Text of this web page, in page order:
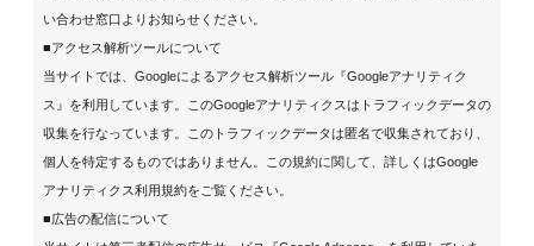
い合わせ窓口よりお知らせください。
■アクセス解析ツールについて
当サイトでは、Googleによるアクセス解析ツール『Googleアナリティク
ス』を利用しています。このGoogleアナリティクスはトラフィックデータの
収集を行なっています。このトラフィックデータは匿名で収集されており、
個人を特定するものではありません。この規約に関して、詳しくはGoogle
アナリティクス利用規約をご覧ください。
■広告の配信について